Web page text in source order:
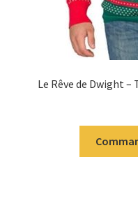
Le Rêve de Dwight –